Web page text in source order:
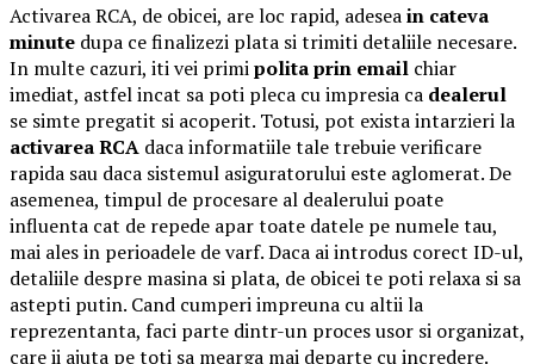
Activarea RCA, de obicei, are loc rapid, adeseain cateva
minute dupa ce finalizezi plata si trimiti detaliile necesare.
In multe cazuri, iti vei primipolita prin email chiar
imediat, astfel incat sa poti pleca cu impresia ca dealerul
se simte pregatit si acoperit. Totusi, pot exista intarzieri la
activarea RCA daca informatiile tale trebuie verificare
rapida sau daca sistemul asiguratorului este aglomerat. De
asemenea, timpul de procesare al dealerului poate
influenta cat de repede apar toate datele pe numele tau,
mai ales in perioadele de varf. Daca ai introdus corect ID-ul,
detaliile despre masina si plata, de obicei te poti relaxa si sa
astepti putin. Cand cumperi impreuna cu altii la
reprezentanta, faci parte dintr-un proces usor si organizat,
care ii ajuta pe toti sa mearga mai departe cu incredere.